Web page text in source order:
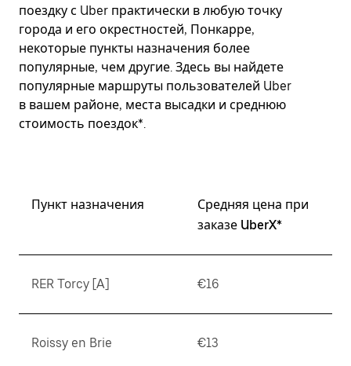
поездку с Uber практически в любую точку
города и его окрестностей, Понкарре,
некоторые пункты назначения более
популярные, чем другие. Здесь вы найдете
популярные маршруты пользователей Uber
в вашем районе, места высадки и среднюю
стоимость поездок*.
Пункт назначения
Средняя цена при
заказе UberX*
RER Torcy [A] €16
Roissy en Brie €13